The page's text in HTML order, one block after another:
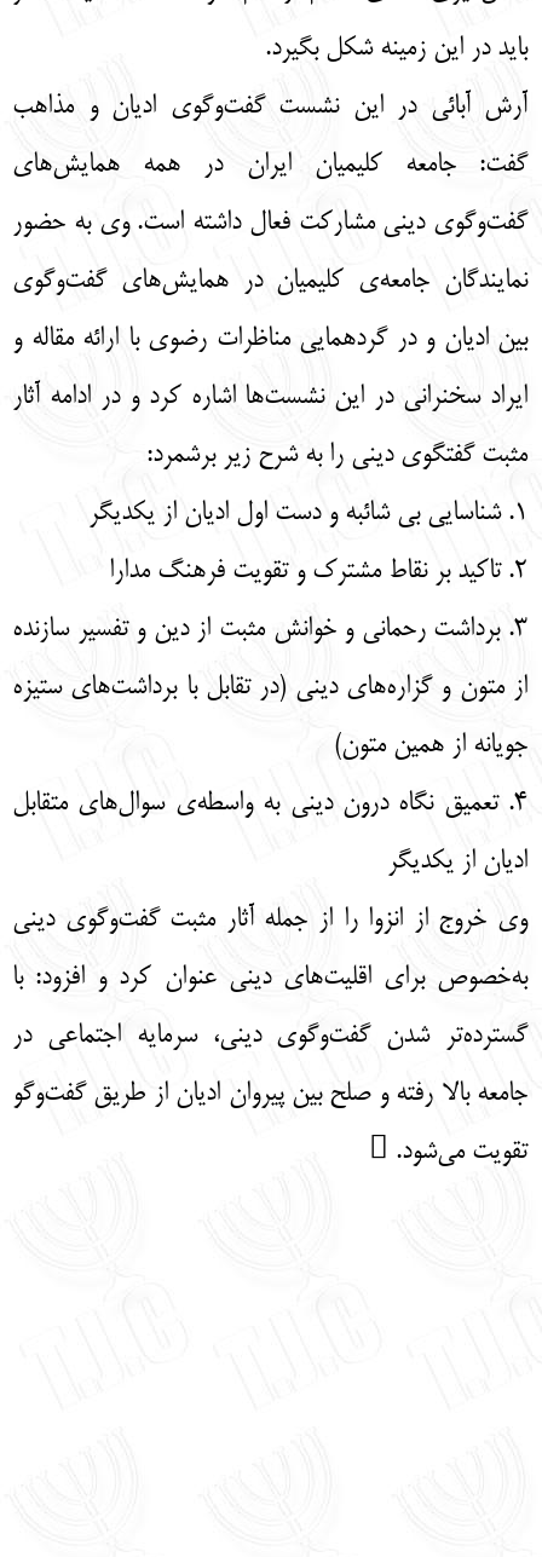
باید در این زمینه شکل بگیرد.
آرش آبائی در این نشست گفت‌وگوی ادیان و مذاهب
گفت: جامعه کلیمیان ایران در همه همایش‌های
گفت‌وگوی دینی مشارکت فعال داشته است. وی به حضور
نمایندگان جامعه‌ی کلیمیان در همایش‌های گفت‌وگوی
بین ادیان و در گردهمایی مناظرات رضوی با ارائه مقاله و
ایراد سخنرانی در این نشست‌ها اشاره کرد و در ادامه آثار
مثبت گفتگوی دینی را به شرح زیر برشمرد:
1. شناسایی بی شائبه و دست اول ادیان از یکدیگر
2. تاکید بر نقاط مشترک و تقویت فرهنگ مدارا
3. برداشت رحمانی و خوانش مثبت از دین و تفسیر سازنده
از متون و گزاره‌های دینی (در تقابل با برداشت‌های ستیزه
جویانه از همین متون)
4. تعمیق نگاه درون دینی به واسطه‌ی سوال‌های متقابل
ادیان از یکدیگر
وی خروج از انزوا را از جمله آثار مثبت گفت‌وگوی دینی
به‌خصوص برای اقلیت‌های دینی عنوان کرد و افزود: با
گسترده‌تر شدن گفت‌وگوی دینی، سرمایه اجتماعی در
جامعه بالا رفته و صلح بین پیروان ادیان از طریق گفت‌وگو
تقویت می‌شود. 